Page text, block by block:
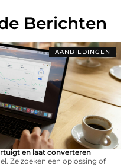
Berichten
AANBIEDINGEN
en laat converteren
Ze zoeken een oplossing of